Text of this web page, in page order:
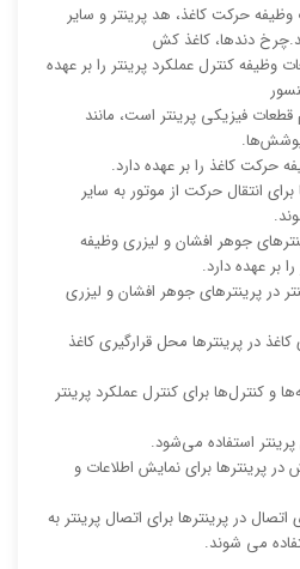
حرکت کاغذ، هد پرینتر و سایر
دندها، کاغذ کش
وظیفه کنترل عملکرد پرینتر را بر عهده
فیزیکی پرینتر است، مانند
حرکت کاغذ را بر عهده دارد.
انتقال حرکت از موتور به سایر
جوهر افشان و لیزری وظیفه
بر عهده دارد.
در پرینترهای جوهر افشان و لیزری
در پرینترها محل قرارگیری کاغذ
و کنترل‌ها برای کنترل عملکرد پرینتر
استفاده می‌شود.
پرینترها برای نمایش اطلاعات و
در پرینترها برای اتصال پرینتر به
می شوند.